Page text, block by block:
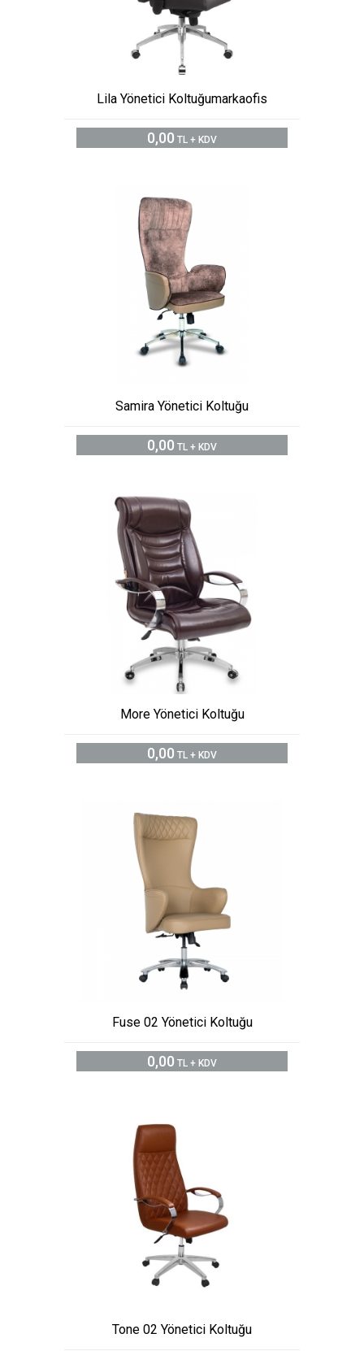
Lila Yönetici Koltuğumarkaofis
0,00 TL + KDV
Samira Yönetici Koltuğu
0,00 TL + KDV
More Yönetici Koltuğu
0,00 TL + KDV
Fuse 02 Yönetici Koltuğu
0,00 TL + KDV
Tone 02 Yönetici Koltuğu